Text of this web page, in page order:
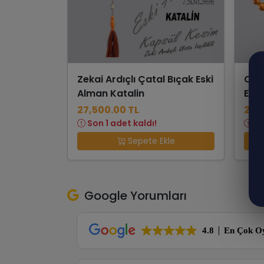
Zekai Ardıçlı Çatal Bıçak Eski
Alman Katalin
27,500.00 TL
Son 1 adet kaldı!
Sepete Ekle
Google Yorumları
4.8 En Çok